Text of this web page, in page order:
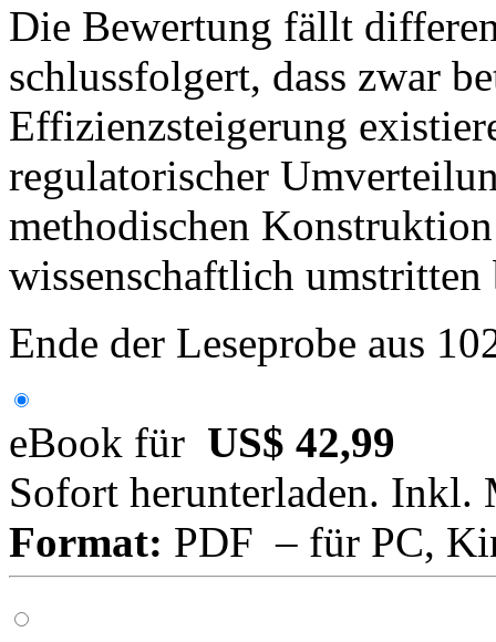
Die Bewertung fällt
schlussfolgert, dass zwar
Effizienzsteigerung
regulatorischer
methodischen
wissenschaftlich
Ende der Leseprobe aus
eBook für US$ 42,99
Sofort herunterladen. Inkl.
Format: PDF – für PC,